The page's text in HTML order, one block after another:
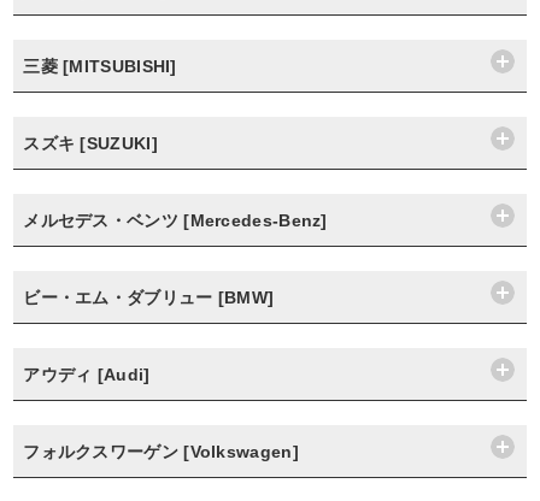
三菱 [MITSUBISHI]
スズキ [SUZUKI]
メルセデス・ベンツ [Mercedes-Benz]
ビー・エム・ダブリュー [BMW]
アウディ [Audi]
フォルクスワーゲン [Volkswagen]